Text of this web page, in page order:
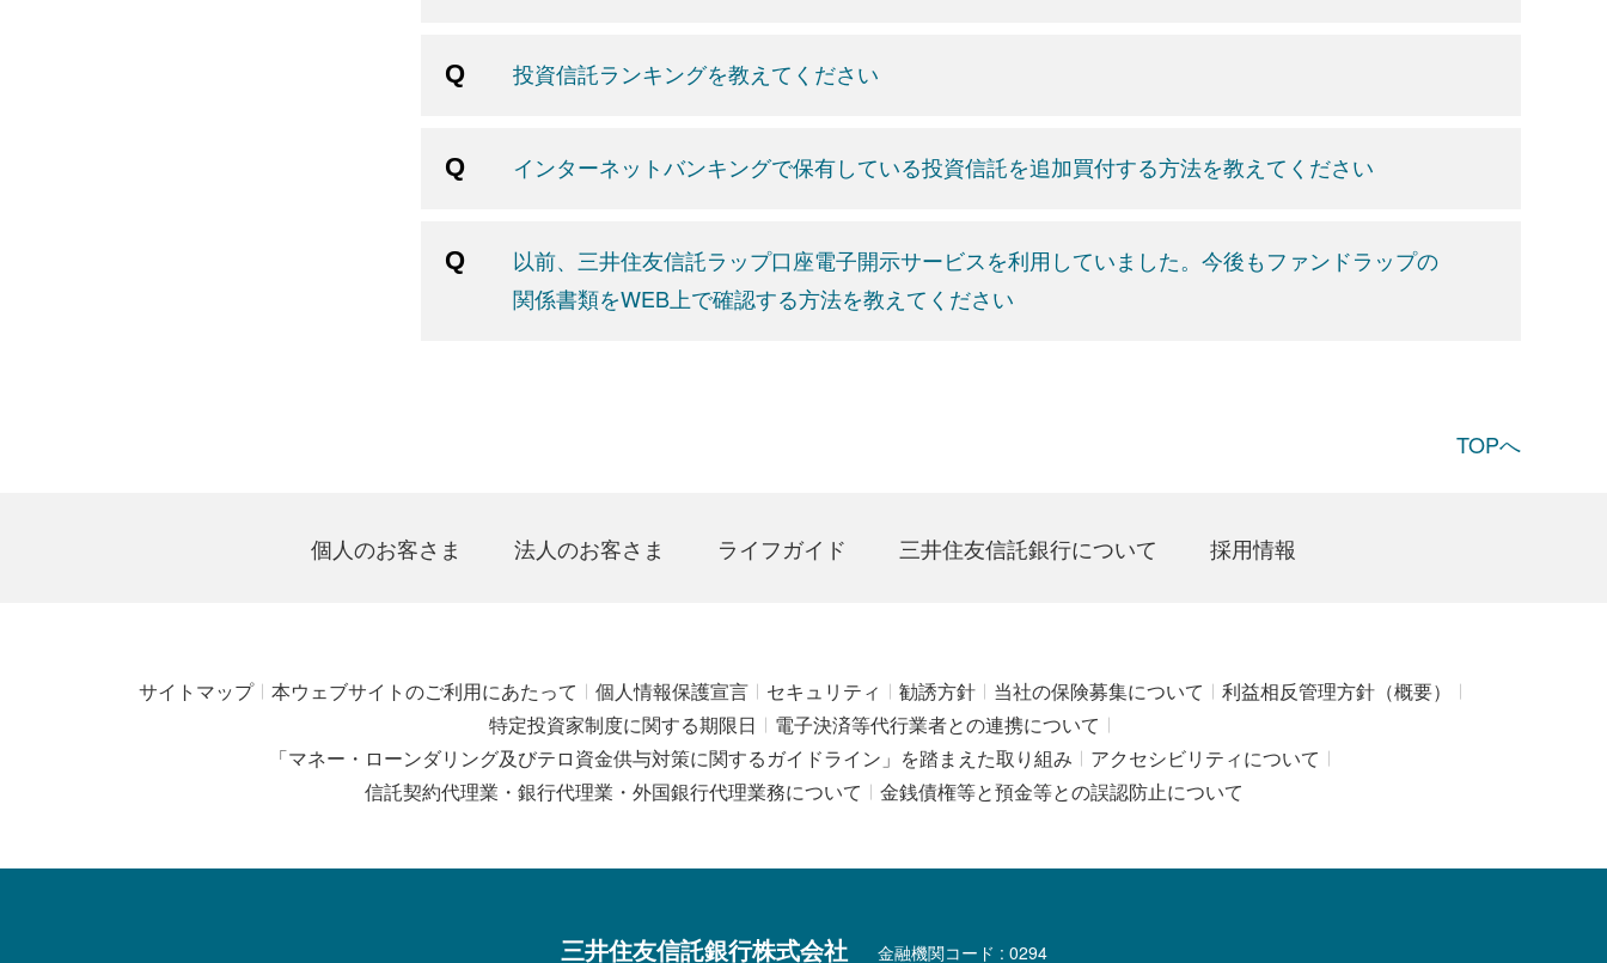
投資信託ランキングを教えてください
インターネットバンキングで保有している投資信託を追加買付する方法を教えてください
以前、三井住友信託ラップ口座電子開示サービスを利用していました。今後もファンドラップの
関係書類をWEB上で確認する方法を教えてください
TOPへ
個人のお客さま 法人のお客さま ライフガイド 三井住友信託銀行について 採用情報
サイトマップ 本ウェブサイトのご利用にあたって 個人情報保護宣言 セキュリティ 勧誘方針 当社の保険募集について
利益相反管理方針（概要）
特定投資家制度に関する期限日
電子決済等代行業者との連携について
「マネー・ローンダリング及びテロ資金供与対策に関するガイドライン」を踏まえた取り組み
アクセシビリティについて
信託契約代理業・銀行代理業・外国銀行代理業務について
金銭債権等と預金等との誤認防止について
三井住友信託銀行株式会社 金融機関コード : 0294